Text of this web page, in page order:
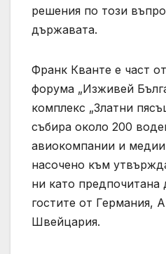
решения по този
държавата.
Франк Кванте е част
форума „Изживей
комплекс „Златни
събира около 200
авиокомпании и
насочено към
ни като предпочитана
гостите от Германия,
Швейцария.